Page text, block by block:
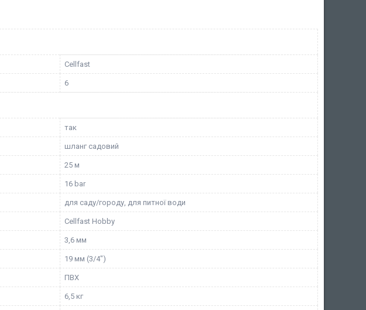
Cellfast
6
так
шланг садовий
25 м
16 bar
для саду/городу, для питної води
Cellfast Hobby
3,6 мм
19 мм (3/4")
ПВХ
6,5 кг